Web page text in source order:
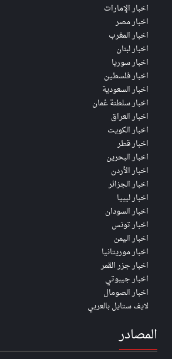
اخبار الإمارات
اخبار مصر
اخبار المغرب
اخبار لبنان
اخبار سوريا
اخبار فلسطين
اخبار السعودية
اخبار سلطنة عُمان
اخبار العراق
اخبار الكويت
اخبار قطر
اخبار البحرين
اخبار الأردن
اخبار الجزائر
اخبار ليبيا
اخبار السودان
اخبار تونس
اخبار اليمن
اخبار موريتانيا
اخبار جزر القمر
اخبار جيبوتي
اخبار الصومال
لايف ستايل بالعربي
المصادر